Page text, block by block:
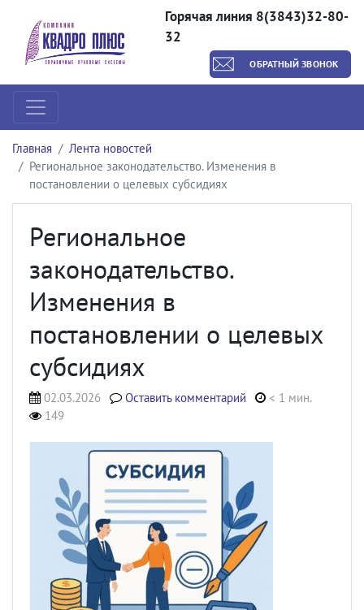
Горячая линия 8(3843)32-80-
32
ОБРАТНЫЙ ЗВОНОК
Главная
Лента новостей
Региональное законодательство. Изменения в
постановлении о целевых субсидиях
Региональное
законодательство.
Изменения в
постановлении о целевых
субсидиях
02.03.2026 Оставить комментарий
< 1 мин.
149